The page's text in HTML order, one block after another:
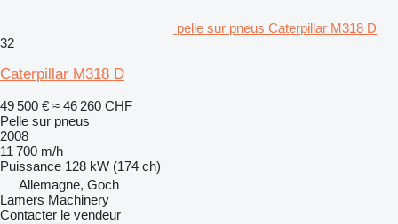
pelle sur pneus Caterpillar M318 D
32
Caterpillar M318 D
49 500 € ≈ 46 260 CHF
Pelle sur pneus
2008
11 700 m/h
Puissance 128 kW (174 ch)
Allemagne, Goch
Lamers Machinery
Contacter le vendeur